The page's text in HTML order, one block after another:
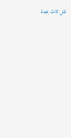
نقل اثاث بجدة